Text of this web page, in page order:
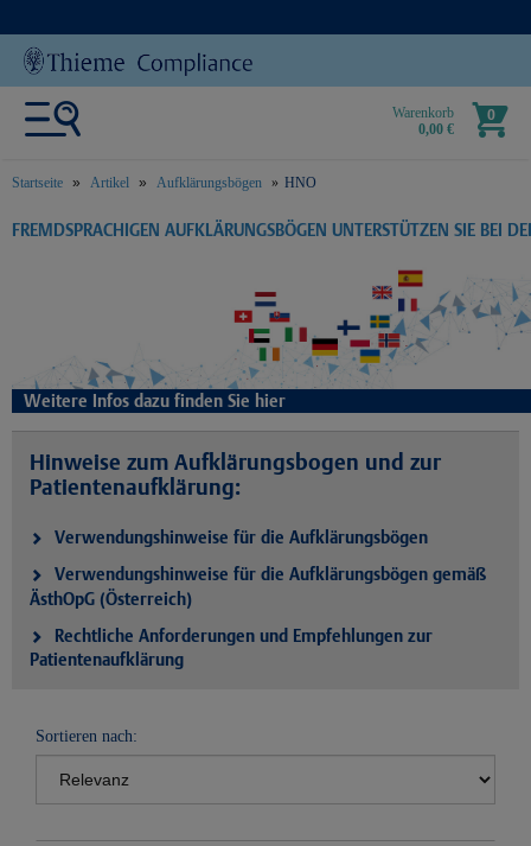
Warenkorb
0,00 €
0
Startseite Artikel Aufklärungsbögen HNO
text.skipToContent
text.skipToNavigation
FREMDSPRACHIGEN AUFKLÄRUNGSBÖGEN UNTERSTÜTZEN SIE BEI
Weitere Infos dazu finden Sie hier
Hinweise zum Aufklärungsbogen und zur
Patientenaufklärung:
Verwendungshinweise für die Aufklärungsbögen
Verwendungshinweise für die Aufklärungsbögen gemäß
ÄsthOpG (Österreich)
Rechtliche Anforderungen und Empfehlungen zur
Patientenaufklärung
Sortieren nach: